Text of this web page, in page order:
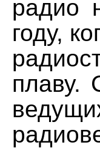
радио
году,
плаву.